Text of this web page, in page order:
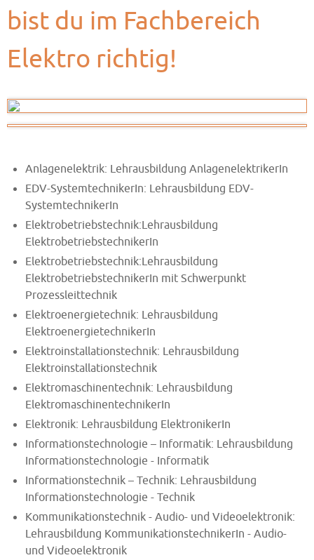
bist du im Fachbereich
Elektro richtig!
Anlagenelektrik: Lehrausbildung AnlagenelektrikerIn
EDV-SystemtechnikerIn: Lehrausbildung EDV-
SystemtechnikerIn
Elektrobetriebstechnik:Lehrausbildung
ElektrobetriebstechnikerIn
Elektrobetriebstechnik:Lehrausbildung
ElektrobetriebstechnikerIn mit Schwerpunkt
Prozessleittechnik
Elektroenergietechnik: Lehrausbildung
ElektroenergietechnikerIn
Elektroinstallationstechnik: Lehrausbildung
Elektroinstallationstechnik
Elektromaschinentechnik: Lehrausbildung
ElektromaschinentechnikerIn
Elektronik: Lehrausbildung ElektronikerIn
Informationstechnologie – Informatik: Lehrausbildung
Informationstechnologie - Informatik
Informationstechnik – Technik: Lehrausbildung
Informationstechnologie - Technik
Kommunikationstechnik - Audio- und Videoelektronik:
Lehrausbildung KommunikationstechnikerIn - Audio-
und Videoelektronik